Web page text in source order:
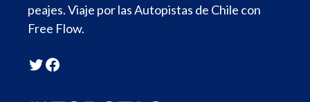
peajes. Viaje por las Autopistas de Chile con
Free Flow.
Twitter
Facebook